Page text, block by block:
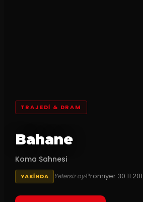
TRAJEDI & DRAM
Bahane
Koma Sahnesi
YAKINDA Yetersiz oyPrömiyer